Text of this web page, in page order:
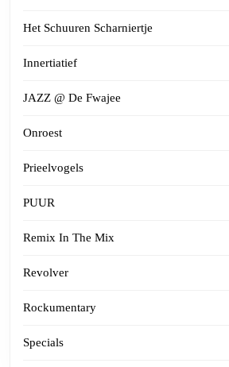
Het Schuuren Scharniertje
Innertiatief
JAZZ @ De Fwajee
Onroest
Prieelvogels
PUUR
Remix In The Mix
Revolver
Rockumentary
Specials